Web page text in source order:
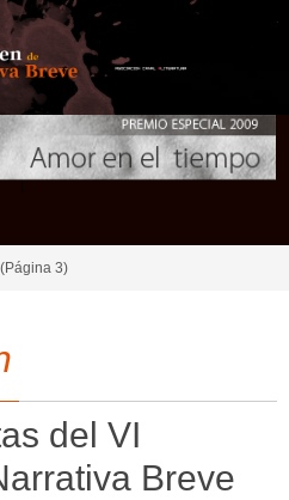
(Página 3)
del VI
Breve